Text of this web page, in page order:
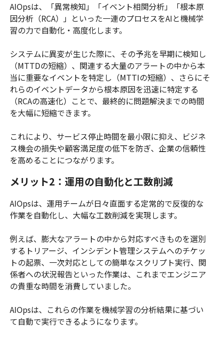
AIOpsは、「異常検知」「イベント相関分析」「根本原
因分析（RCA）」といった一連のプロセスをAIと機械学
習の力で自動化・高度化します。
システムに異変が生じた際に、その予兆を早期に検知し
（MTTDの短縮）、関連する大量のアラートの中から本
当に重要なイベントを特定し（MTTIの短縮）、さらにそ
れらのイベントデータから根本原因を迅速に特定する
（RCAの高速化）ことで、最終的に問題解決までの時間
を大幅に短縮できます。
これにより、サービス停止時間を最小限に抑え、ビジネ
ス機会の損失や顧客満足度の低下を防ぎ、企業の信頼性
を高めることにつながります。
メリット2：運用の自動化と工数削減
AIOpsは、運用チームが日々直面する定常的で反復的な
作業を自動化し、大幅な工数削減を実現します。
例えば、膨大なアラートの中から対応すべきものを選別
するトリアージ、インシデント管理システムへのチケッ
トの起票、一次対応としての簡単なスクリプト実行、関
係者への状況報告といった作業は、これまでエンジニア
の貴重な時間を消費していました。
AIOpsは、これらの作業を機械学習の分析結果に基づい
て自動で実行できるようになります。